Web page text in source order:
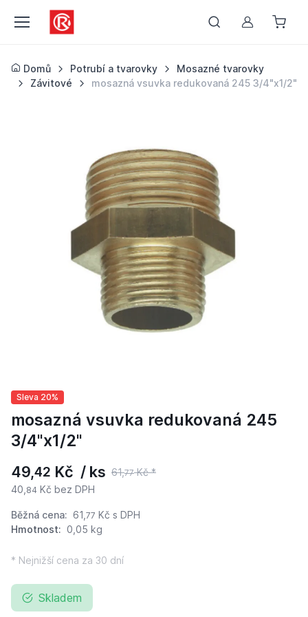
Můj účet
Domů Potrubí a tvarovky
Mosazné tvarovky
Závitové
mosazná vsuvka redukovaná 245 3/4"x1/2"
Sleva 20%
mosazná vsuvka redukovaná 245
3/4"x1/2"
49,42 Kč / ks 61,77Kč *
40, 84 Kč bez DPH
Běžná cena: 61, 77 Kč s DPH
Hmotnost: 0,05 kg
* Nejnižší cena za 30 dní
Skladem